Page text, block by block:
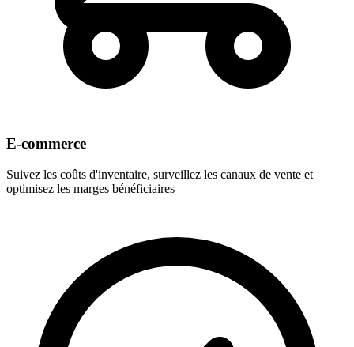
E-commerce
Suivez les coûts d'inventaire, surveillez les canaux de vente et
optimisez les marges bénéficiaires